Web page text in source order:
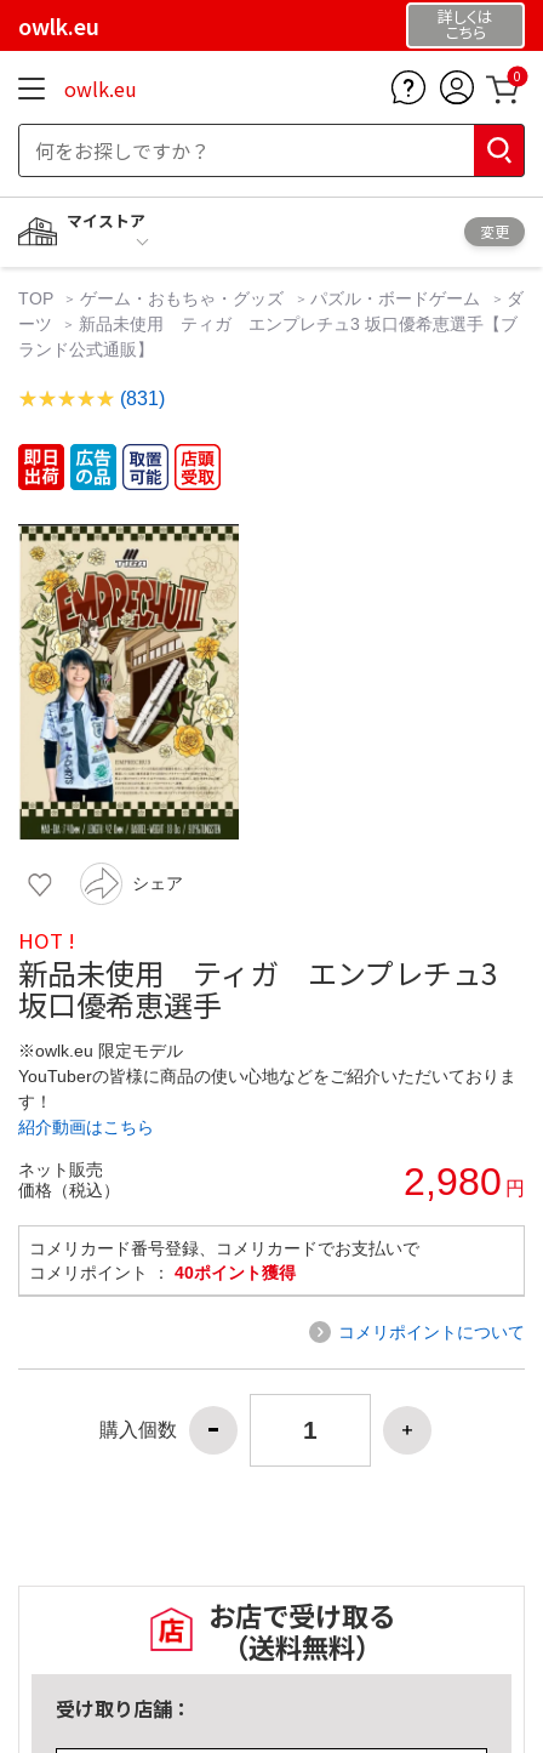
owlk.eu 詳しくは
こちら
owlk.eu 0
マイストア
変更
TOP ゲーム・おもちゃ・グッズ パズル・ボードゲーム
ダ
ーツ
新品未使用 ティガ エンプレチュ3 坂口優希恵選手【ブ
ランド公式通販】
(831)
シェア
HOT !
新品未使用 ティガ エンプレチュ3
坂口優希恵選手
※owlk.eu 限定モデル
YouTuberの皆様に商品の使い心地などをご紹介いただいておりま
す！
紹介動画はこちら
ネット販売
価格（税込）
2,980 円
コメリカード番号登録、コメリカードでお支払いで
コメリポイント ： 40ポイント獲得
コメリポイントについて
購入個数
お店で受け取る
（送料無料）
受け取り店舗：